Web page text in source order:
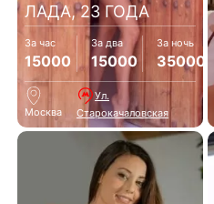
ЛАДА, 23 ГОДА
За час
15000
За два
15000
За ночь
35000
Москва
Ул.
Старокачаловская